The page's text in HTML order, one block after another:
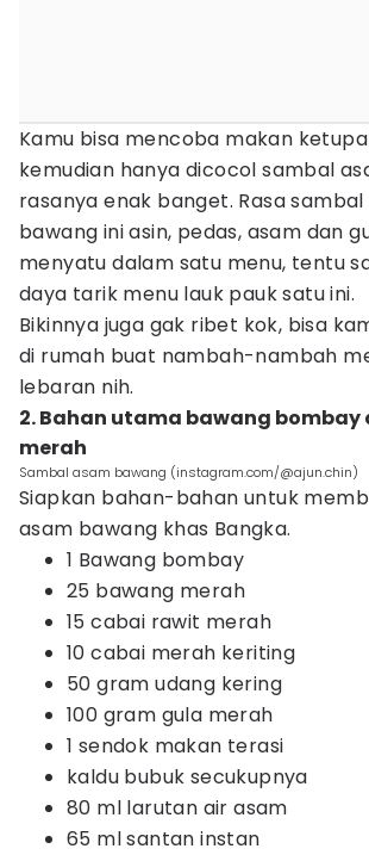
Kamu bisa mencoba makan
kemudian hanya dicocol sambal
rasanya enak banget. Rasa
bawang ini asin, pedas, asam dan
menyatu dalam satu menu, tentu
daya tarik menu lauk pauk satu ini.
Bikinnya juga gak ribet kok, bisa
di rumah buat nambah-nambah
lebaran nih.
2. Bahan utama bawang bombay
merah
Sambal asam bawang (instagram.com/@ajun.chin)
Siapkan bahan-bahan untuk
asam bawang khas Bangka.
1 Bawang bombay
25 bawang merah
15 cabai rawit merah
10 cabai merah keriting
50 gram udang kering
100 gram gula merah
1 sendok makan terasi
kaldu bubuk secukupnya
80 ml larutan air asam
65 ml santan instan